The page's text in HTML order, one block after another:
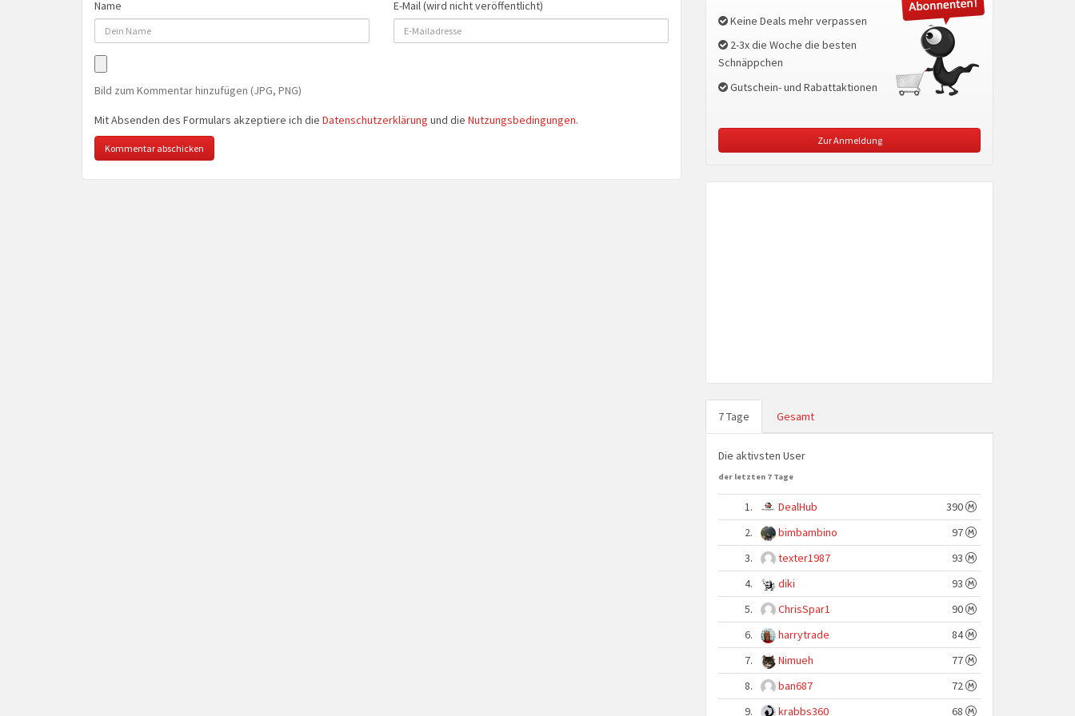
Name E-Mail (wird nicht veröffentlicht)
Bild zum Kommentar hinzufügen (JPG, PNG)
Mit Absenden des Formulars akzeptiere ich die Datenschutzerklärung und die Nutzungsbedingungen.
Keine Deals mehr verpassen
2-3x die Woche die besten
Schnäppchen
Gutschein- und Rabattaktionen
Zur Anmeldung
7 Tage Gesamt
Die aktivsten User
der letzten 7 Tage
1. DealHub
390
2.
bimbambino
97
3.
texter1987
93
4.
diki
93
5.
ChrisSpar1
90
6.
harrytrade
84
7.
Nimueh
77
8.
ban687
72
9.
krabbs360 68